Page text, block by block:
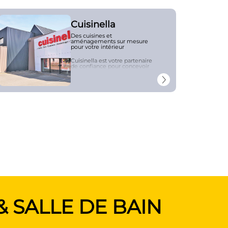
Cuisinella
Des cuisines et
aménagements sur mesure
pour votre intérieur
Cuisinellaest votre partenaire
de confiance pour concevoir
équipées, dressings, salles de
un aménagement sur
de finitions et de couleurs
pour vous offrir un intérieur à
la fois fonctionnel et
SALLE DE BAIN